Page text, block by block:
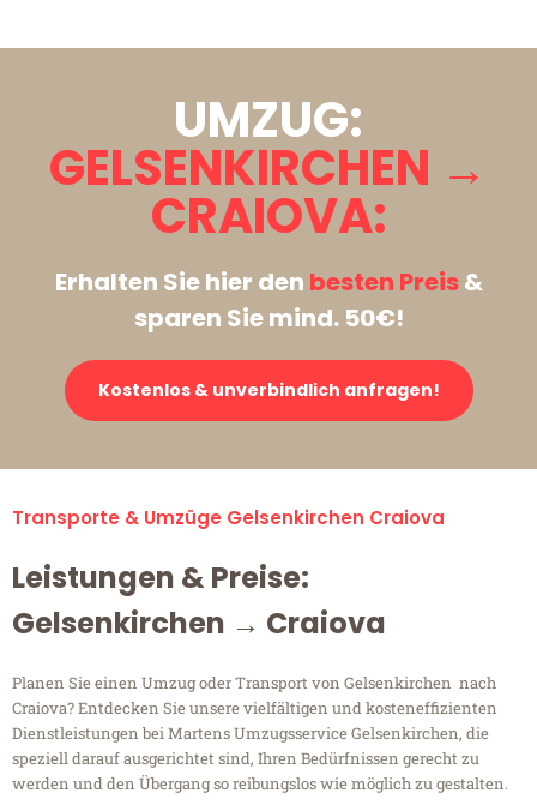
UMZUG:
GELSENKIRCHEN →
CRAIOVA:
Erhalten Sie hier den besten Preis&
sparen Sie mind. 50€!
Kostenlos & unverbindlich anfragen!
Transporte & Umzüge Gelsenkirchen Craiova
Leistungen & Preise:
Gelsenkirchen → Craiova
Planen Sie einen Umzug oder Transport von Gelsenkirchen nach
Craiova? Entdecken Sie unsere vielfältigen und kosteneffizienten
Dienstleistungen bei Martens Umzugsservice Gelsenkirchen, die
speziell darauf ausgerichtet sind, Ihren Bedürfnissen gerecht zu
werden und den Übergang so reibungslos wie möglich zu gestalten.